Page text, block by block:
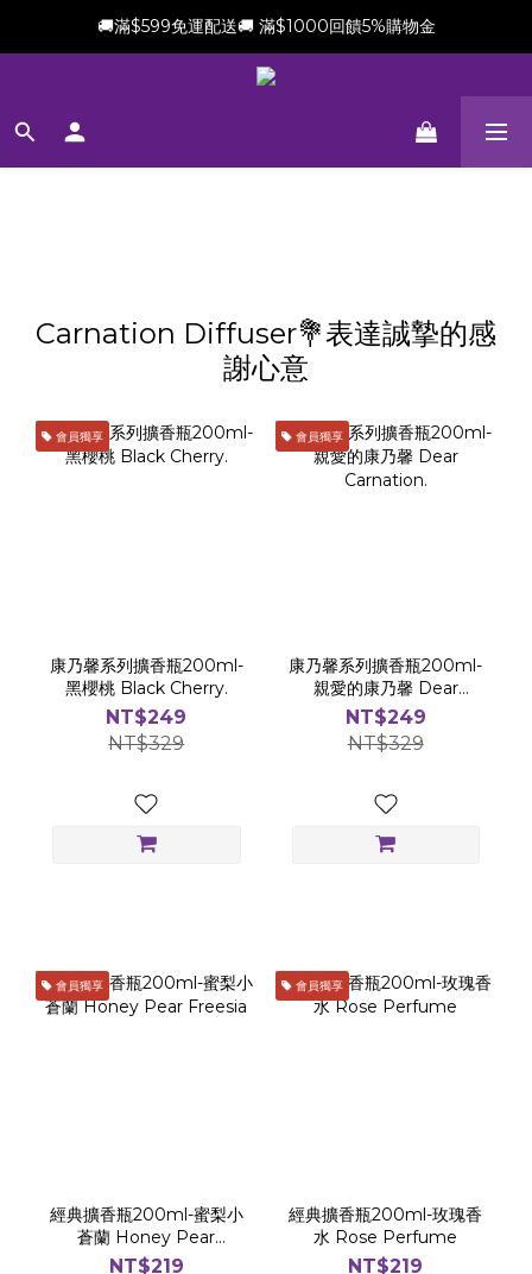
新會員加贈$100購物金(滿$699可折抵)
🚚滿$599免運配送🚚 滿$1000回饋5%購物金
新會員加贈$100購物金(滿$699可折抵)
Carnation Diffuser💐表達誠摯的感
謝心意
會員獨享
康乃馨系列擴香瓶200ml-
黑櫻桃 Black Cherry.
NT$249
NT$329
會員獨享
康乃馨系列擴香瓶200ml-
親愛的康乃馨 Dear
Carnation.
NT$249
NT$329
會員獨享
經典擴香瓶200ml-蜜梨小
蒼蘭 Honey Pear
Freesia
NT$219
會員獨享
經典擴香瓶200ml-玫瑰香
水 Rose Perfume
NT$219